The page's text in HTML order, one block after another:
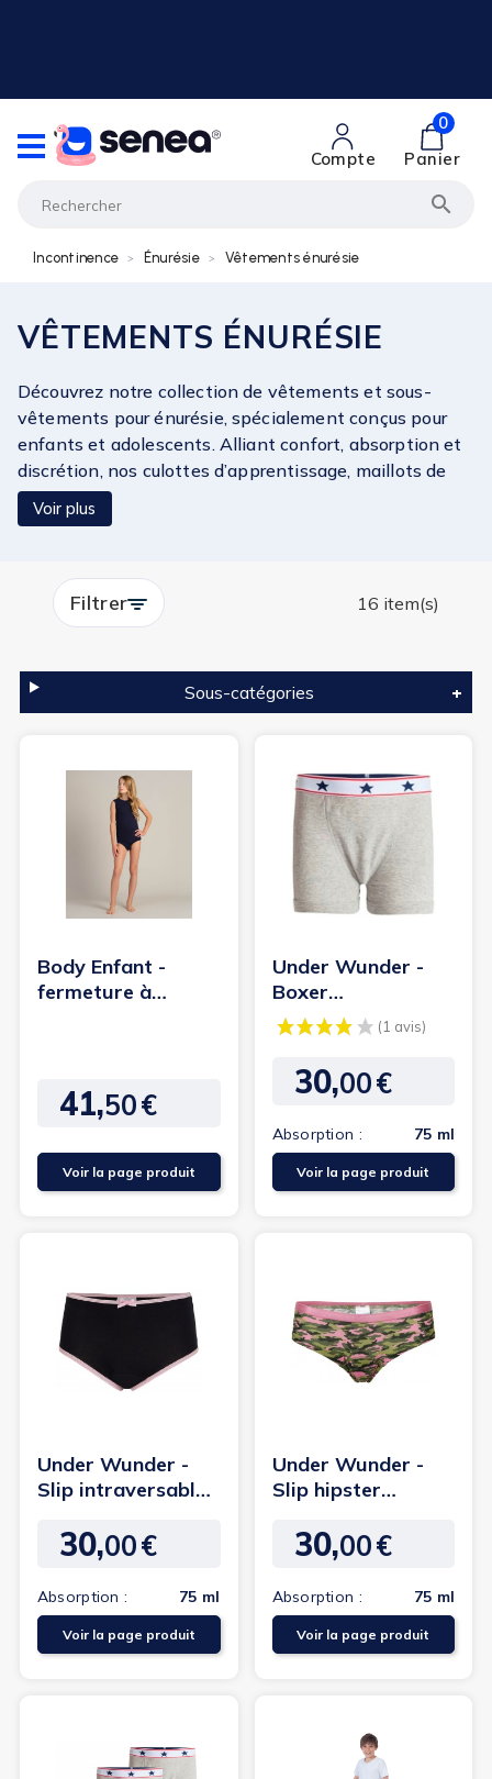

Compte
0
Panier
Incontinence Énurésie Vêtements énurésie
VÊTEMENTS ÉNURÉSIE
Découvrez notre collection de vêtements et sous-
vêtements pour énurésie, spécialement conçus pour
enfants et adolescents. Alliant confort, absorption et
discrétion, nos culottes d’apprentissage, maillots de
bain incontinence et bodys assurent une protection
efficace contre les fuites urinaires. Lavables et
toute confiance, de jour comme de nuit.
Voir plus
Filtrer 16 item(s)
Sous-catégories
Body Enfant -
fermeture à
Prix
41,50€
Voir la page produit
Under Wunder -
Boxer
intraversable -
Garçon
Prix
30,00€
Absorption : 75 ml
Voir la page produit
Under Wunder -
Slip intraversable -
Prix
30,00€
Absorption : 75 ml
Voir la page produit
Under Wunder -
Slip hipster
FillePrix
30,00€
Absorption : 75 ml
Voir la page produit